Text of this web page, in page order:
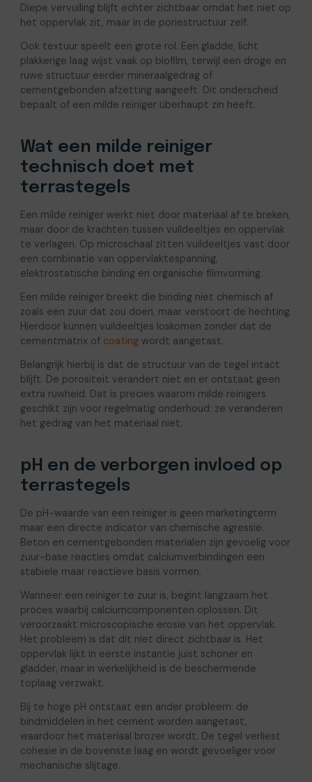
Diepe vervuiling blijft echter zichtbaar omdat het niet op
het oppervlak zit, maar in de poriestructuur zelf.
Ook textuur speelt een grote rol. Een gladde, licht
plakkerige laag wijst vaak op biofilm, terwijl een droge en
ruwe structuur eerder mineraalgedrag of
cementgebonden afzetting aangeeft. Dit onderscheid
bepaalt of een milde reiniger überhaupt zin heeft.
Wat een milde reiniger
technisch doet met
terrastegels
Een milde reiniger werkt niet door materiaal af te breken,
maar door de krachten tussen vuildeeltjes en oppervlak
te verlagen. Op microschaal zitten vuildeeltjes vast door
een combinatie van oppervlaktespanning,
elektrostatische binding en organische filmvorming.
Een milde reiniger breekt die binding niet chemisch af
zoals een zuur dat zou doen, maar verstoort de hechting.
Hierdoor kunnen vuildeeltjes loskomen zonder dat de
cementmatrix of coatingwordt aangetast.
Belangrijk hierbij is dat de structuur van de tegel intact
blijft. De porositeit verandert niet en er ontstaat geen
extra ruwheid. Dat is precies waarom milde reinigers
geschikt zijn voor regelmatig onderhoud: ze veranderen
het gedrag van het materiaal niet.
pH en de verborgen invloed op
terrastegels
De pH-waarde van een reiniger is geen marketingterm
maar een directe indicator van chemische agressie.
Beton en cementgebonden materialen zijn gevoelig voor
zuur-base reacties omdat calciumverbindingen een
stabiele maar reactieve basis vormen.
Wanneer een reiniger te zuur is, begint langzaam het
proces waarbij calciumcomponenten oplossen. Dit
veroorzaakt microscopische erosie van het oppervlak.
Het probleem is dat dit niet direct zichtbaar is. Het
oppervlak lijkt in eerste instantie juist schoner en
gladder, maar in werkelijkheid is de beschermende
toplaag verzwakt.
Bij te hoge pH ontstaat een ander probleem: de
bindmiddelen in het cement worden aangetast,
waardoor het materiaal brozer wordt. De tegel verliest
cohesie in de bovenste laag en wordt gevoeliger voor
mechanische slijtage.